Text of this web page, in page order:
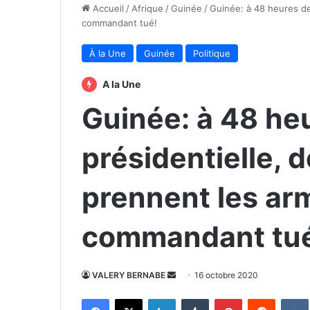
Accueil / Afrique /Guinée /Guinée: à 48 heures
commandant tué!
À la Une Guinée Politique
A la Une
Guinée: à 48
présidentielle,
prennent les
commandant
VALERY BERNABE
Envoyer
courriel
16 octobre 2020
Facebook
X LinkedinTumblr PinterestReddit